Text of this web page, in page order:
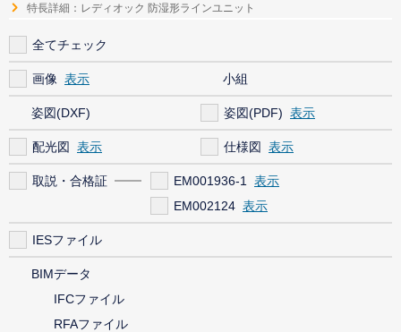
特長詳細：レディオック 防湿形ラインユニット
全てチェック
画像 小組
姿図(DXF) 姿図(PDF)
配光図 仕様図
取説・合格証
EM001936-1
EM002124
IESファイル
BIMデータ
IFCファイル
RFAファイル